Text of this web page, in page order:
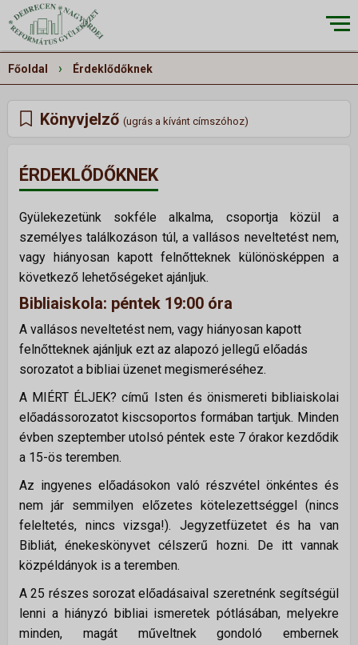
RÓLUNK▼
Küldetésünk
Történetünk
Épületeink
Munkatársaink
Galéria
Szivárvány
ALKALMAINK▼
Érdeklődőknek
Gyerekeknek
Fiataloknak
Felnőtteknek
Kamarakórus
Többgenerációs tábor
NAPTÁR
KAPCSOLAT
Főoldal › Érdeklődőknek
ÉRDEKLŐDŐKNEK
Gyülekezetünk sokféle alkalma, csoportja közül a
személyes találkozáson túl, a vallásos neveltetést nem,
vagy hiányosan kapott felnőtteknek különösképpen a
következő lehetőségeket ajánljuk.
Bibliaiskola: péntek 19:00 óra
A vallásos neveltetést nem, vagy hiányosan kapott
felnőtteknek ajánljuk ezt az alapozó jellegű előadás
sorozatot a bibliai üzenet megismeréséhez.
A MIÉRT ÉLJEK? című Isten és önismereti bibliaiskolai
előadássorozatot kiscsoportos formában tartjuk. Minden
évben szeptember utolsó péntek este 7 órakor kezdődik
a 15-ös teremben.
Az ingyenes előadásokon való részvétel önkéntes és
nem jár semmilyen előzetes kötelezettséggel (nincs
feleltetés, nincs vizsga!). Jegyzetfüzetet és ha van
Bibliát, énekeskönyvet célszerű hozni. De itt vannak
közpéldányok is a teremben.
A 25 részes sorozat előadásaival szeretnénk segítségül
lenni a hiányzó bibliai ismeretek pótlásában, melyekre
minden, magát műveltnek gondoló embernek
Könyvjelző (ugrás a kívánt címszóhoz)